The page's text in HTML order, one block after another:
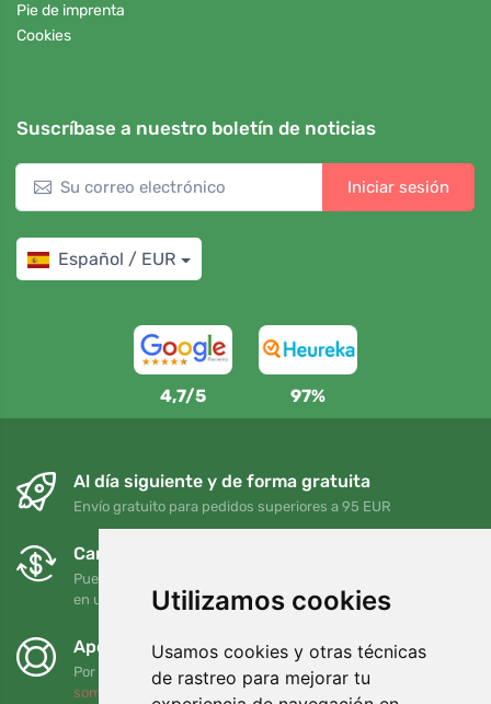
Utilizamos cookies
Usamos cookies y otras técnicas
de rastreo para mejorar tu
Pie de imprenta
Cookies
Suscríbase a nuestro boletín de noticias
Iniciar sesión
Español / EUR
4,7/5 97%
Al día siguiente y de forma gratuita
Envío gratuito para pedidos superiores a 95 EUR
Cambios y devoluciones gratuitos
Puede devolver o cambiar su pedido en cualquier momento
en un plazo de 90 días
Apoyamos a Trees.org
Por cada pedido plantamos un árbol. Leer más
somos